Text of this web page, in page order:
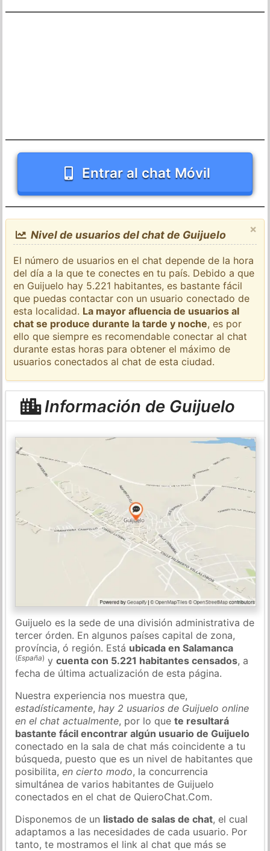
Entrar al chat Móvil
×
Nivel de usuarios del chat de Guijuelo
El número de usuarios en el chat depende de la hora
del día a la que te conectes en tu país. Debido a que
en Guijuelo hay 5.221 habitantes, es bastante fácil
que puedas contactar con un usuario conectado de
esta localidad. La mayor afluencia de usuarios al
chat se produce durante la tarde y noche, es por
ello que siempre es recomendable conectar al chat
durante estas horas para obtener el máximo de
usuarios conectados al chat de esta ciudad.
Información de Guijuelo
Guijuelo es la sede de una división administrativa de
tercer órden. En algunos países capital de zona,
província, ó región. Está ubicada en Salamanca
(España) ycuenta con 5.221 habitantes censados, a
fecha de última actualización de esta página.
Nuestra experiencia nos muestra que,
estadísticamente,hay 2 usuarios de Guijuelo online
en el chat actualmente, por lo quete resultará
bastante fácil encontrar algún usuario de Guijuelo
conectado en la sala de chat más coincidente a tu
búsqueda, puesto que es un nivel de habitantes que
posibilita,en cierto modo, la concurrencia
simultánea de varios habitantes de Guijuelo
conectados en el chat de QuieroChat.Com.
Disponemos de un listado de salas de chat, el cual
adaptamos a las necesidades de cada usuario. Por
tanto, te mostramos el link al chat que más se